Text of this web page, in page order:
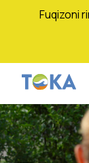
Fuqizoni